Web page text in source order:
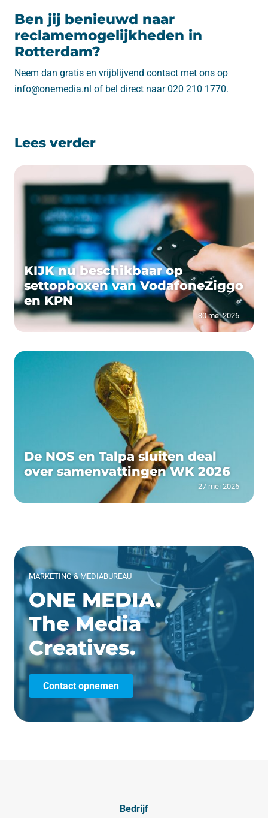
Ben jij benieuwd naar
reclamemogelijkheden in
Rotterdam?
Neem dan gratis en vrijblijvend contact met ons op
info@onemedia.nl of bel direct naar 020 210 1770.
Lees verder
KIJK nu beschikbaar op
settopboxen van VodafoneZiggo
en KPN
30 mei 2026
De NOS en Talpa sluiten deal
over samenvattingen WK 2026
27 mei 2026
MARKETING & MEDIABUREAU
ONE MEDIA.
The Media
Creatives.
Contact opnemen
Bedrijf